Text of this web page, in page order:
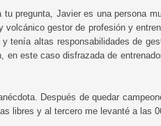
tu pregunta, Javier es una persona
volcánico gestor de profesión y
tenía altas responsabilidades de
en este caso disfrazada de
Después de quedar
libres y al tercero me levanté a las